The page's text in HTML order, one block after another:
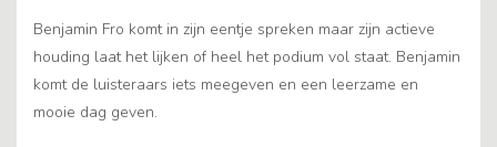
Benjamin Fro komt in zijn eentje spreken maar zijn actieve
houding laat het lijken of heel het podium vol staat. Benjamin
komt de luisteraars iets meegeven en een leerzame en
mooie dag geven.